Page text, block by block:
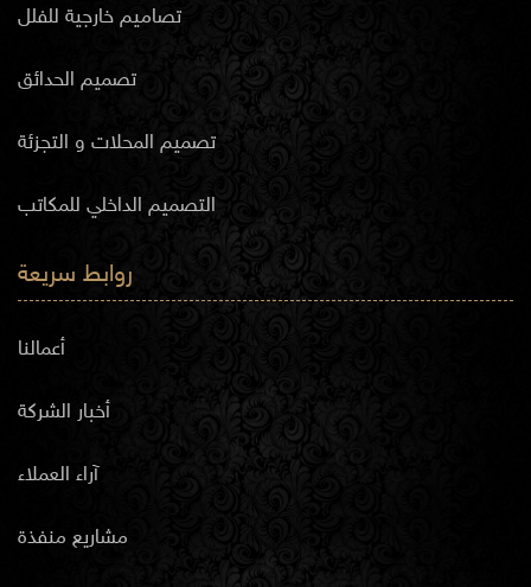
تصاميم خارجية للفلل
تصميم الحدائق
تصميم المحلات و التجزئة
التصميم الداخلي للمكاتب
روابط سريعة
أعمالنا
أخبار الشركة
آراء العملاء
مشاريع منفذة